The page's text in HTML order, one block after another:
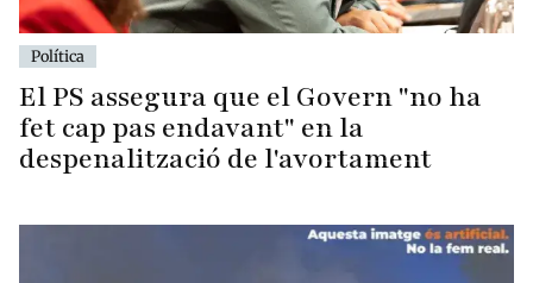
Política
El PS assegura que el Govern "no ha
fet cap pas endavant" en la
despenalització de l'avortament